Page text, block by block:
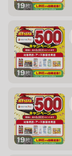
19枚
19枚
19枚